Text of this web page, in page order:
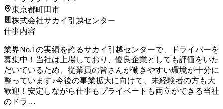
東京都町田市
株式会社サカイ引越センター
仕事内容
業界No.1の実績を誇るサカイ引越センターで、ドライバーを
募集中！当社は上場しており、優良企業としても評価をいた
だいているため、従業員の皆さんが働きやすい環境が十分に
整っています♪今後の事業拡大に向けて、未経験者の方も大
歓迎！安定しながら仕事もプライベートも両立ができる当社
のドラ…